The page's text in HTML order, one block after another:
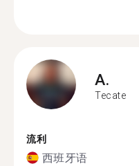
A.
Tecate
流利
西班牙语